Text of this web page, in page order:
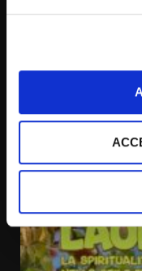
Just Today: le
91 VIDEOS